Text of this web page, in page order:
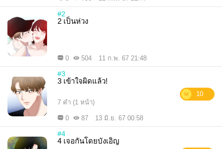
#2
2 เป็นห่วง
0 504 11 ก.พ. 67 21:48
#3
3 เข้าใจผิดแล้ว!
10
7 คำ (1 หน้า)
0 87 13 มิ.ย. 67 00:58
#4
4 เจอกันโดยบังเอิญ